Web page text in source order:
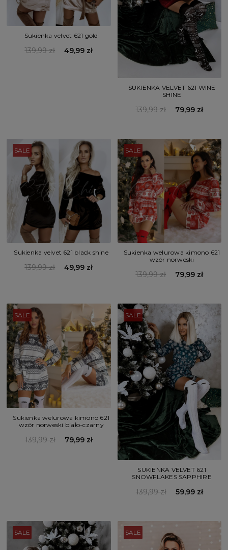
Sukienka velvet 621 gold
139,99 zł 49,99 zł
SUKIENKA VELVET 621 WINE
SHINE
139,99 zł 79,99 zł
SALE
Sukienka velvet 621 black shine
139,99 zł 49,99 zł
SALE
Sukienka welurowa kimono 621
wzór norweski
139,99 zł 79,99 zł
SALE
Sukienka welurowa kimono 621
wzór norweski biało-czarny
139,99 zł 79,99 zł
SALE
SUKIENKA VELVET 621
SNOWFLAKES SAPPHIRE
139,99 zł 59,99 zł
SALE SALE